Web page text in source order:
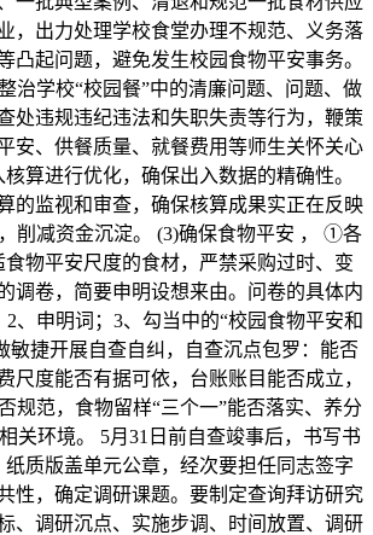
，出力处理学校食堂办理不规范、义务落
凸起问题，避免发生校园食物平安事务。
治学校“校园餐”中的清廉问题、问题、做
处违规违纪违法和失职失责等行为，鞭策
安、供餐质量、就餐费用等师生关怀关心
算进行优化，确保出入数据的精确性。
的监视和审查，确保核算成果实正在反映
削减资金沉淀。 (3)确保食物平安 ， ①各
物平安尺度的食材，严禁采购过时、变
调卷，简要申明设想来由。问卷的具体内
、申明词；3、勾当中的“校园食物平安和
敏捷开展自查自纠，自查沉点包罗：能否
尺度能否有据可依，台账账目能否成立，
规范，食物留样“三个一”能否落实、养分
关环境。 5月31日前自查竣事后，书写书
质版盖单元公章，经次要担任同志签字
性，确定调研课题。要制定查询拜访研究
、调研沉点、实施步调、时间放置、调研